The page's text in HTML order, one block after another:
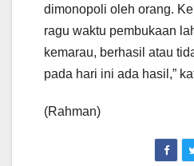
dimonopoli oleh orang.
ragu waktu pembukaan
kemarau, berhasil atau
pada hari ini ada hasil,”
(Rahman)